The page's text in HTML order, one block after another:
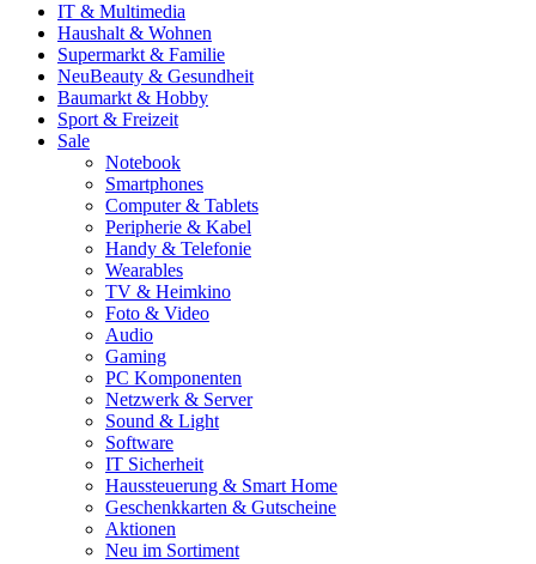
IT & Multimedia
Haushalt & Wohnen
Supermarkt & Familie
NeuBeauty & Gesundheit
Baumarkt & Hobby
Sport & Freizeit
Sale
Notebook
Smartphones
Computer & Tablets
Peripherie & Kabel
Handy & Telefonie
Wearables
TV & Heimkino
Foto & Video
Audio
Gaming
PC Komponenten
Netzwerk & Server
Sound & Light
Software
IT Sicherheit
Haussteuerung & Smart Home
Geschenkkarten & Gutscheine
Aktionen
Neu im Sortiment